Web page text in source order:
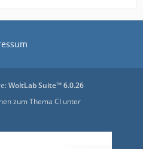
WoltLab Suite™ 6.0.26
zum Thema CI unter